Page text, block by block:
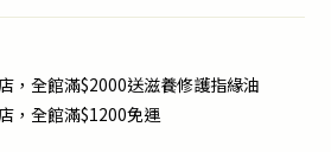
，全館滿$2000送滋養修護指緣油
，全館滿$1200免運